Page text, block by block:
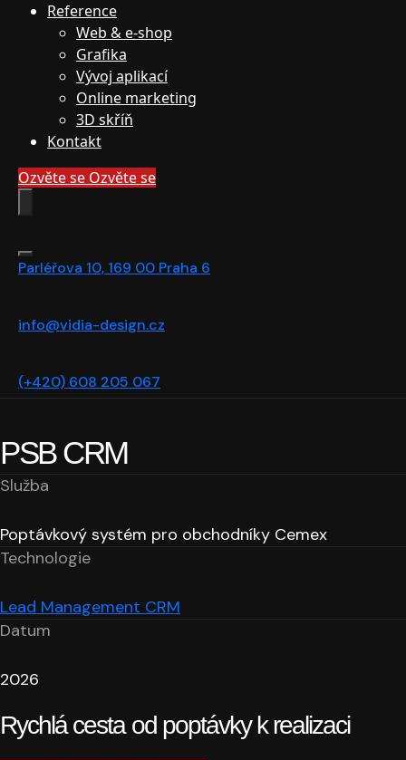
Reference
Web & e-shop
Grafika
Vývoj aplikací
Online marketing
3D skříň
Kontakt
Ozvěte se Ozvěte se
Parléřova 10, 169 00 Praha 6
info@vidia-design.cz
(+420) 608 205 067
PSB CRM
Služba
Poptávkový systém pro obchodníky Cemex
Technologie
Lead Management CRM
Datum
2026
Rychlá cesta od poptávky k realizaci